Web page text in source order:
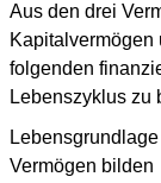
Aus den drei
Kapitalvermögen
folgenden
Lebenszyklus zu
Vermögen bilden